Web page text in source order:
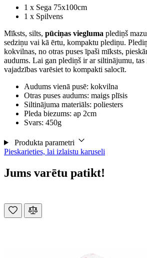
1 x Sega 75x100cm
1 x Spilvens
Mīksts, silts, pūciņas viegluma plediņš
sedziņu vai kā ērtu, kompaktu plediņu.
kokvilnas, no otras puses īpaši mīksts,
audums. Lai gan plediņš ir ar siltinājumu,
vajadzības varēsiet to kompakti salocīt.
Audums vienā pusē: kokvilna
Otras puses audums: maigs plīsis
Siltinājuma materiāls: poliesters
Pleda biezums: ap 2cm
Svars: 450g
Produkta parametri
Pieskarieties, lai izlaistu karuseli
Jums varētu patikt!